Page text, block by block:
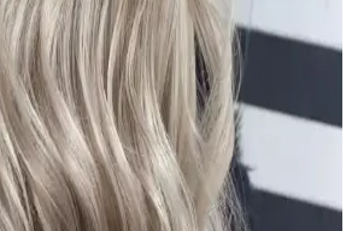
şampuanı, dökülmeye eğilimli saçlar
formülüyle saç sağlığını destekler,
Şampuanı: Saç Sağlığını
Formül ve Kullanıcı Deneyimleri
saçların elastikiyetini artırır,
sağlar. Düzenli kullanımda sağlıklı
yardımcı olur.